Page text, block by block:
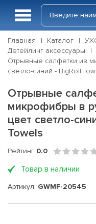
Главная Каталог
Детейлинг аксессуары
Отрывные салфетки из
светло-синий - BigRoll
Отрывные
микрофибры в
цвет светло-
Towels
Рейтинг 0.0
Товар в наличии
Артикул: GWMF-20545